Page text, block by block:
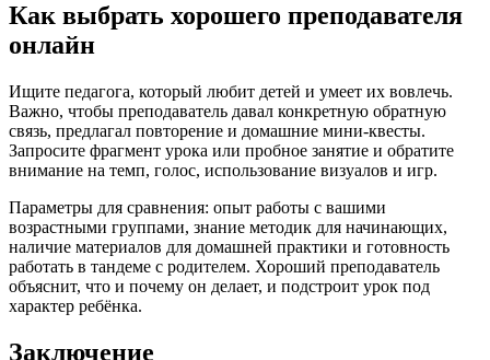
Как выбрать хорошего преподавателя
онлайн
Ищите педагога, который любит детей и умеет их вовлечь.
Важно, чтобы преподаватель давал конкретную обратную
связь, предлагал повторение и домашние мини‑квесты.
Запросите фрагмент урока или пробное занятие и обратите
внимание на темп, голос, использование визуалов и игр.
Параметры для сравнения: опыт работы с вашими
возрастными группами, знание методик для начинающих,
наличие материалов для домашней практики и готовность
работать в тандеме с родителем. Хороший преподаватель
объяснит, что и почему он делает, и подстроит урок под
характер ребёнка.
Заключение